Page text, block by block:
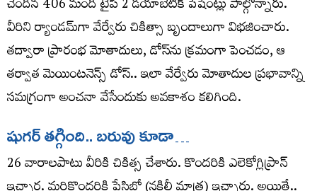
చెందిన 406 మంది టైప్‌ 2 డయాబెటిక్‌ పేషెంట్లు పాల్గొన్నారు.
వీరిని ర్యాండమ్‌గా వేర్వేరు చికిత్సా బృందాలుగా విభజించారు.
తద్వారా ప్రారంభ మోతాదులు, డోస్‌ను క్రమంగా పెంచడం, ఆ
తర్వాత మెయింటనెన్స్‌ డోస్‌.. ఇలా వేర్వేరు మోతాదుల ప్రభావాన్ని
సమగ్రంగా అంచనా వేసేందుకు అవకాశం కలిగింది.
షుగర్‌ తగ్గింది.. బరువు కూడా…
26 వారాలపాటు వీరికి చికిత్స చేశారు. కొందరికి ఎలెకోగ్లిప్రాన్‌